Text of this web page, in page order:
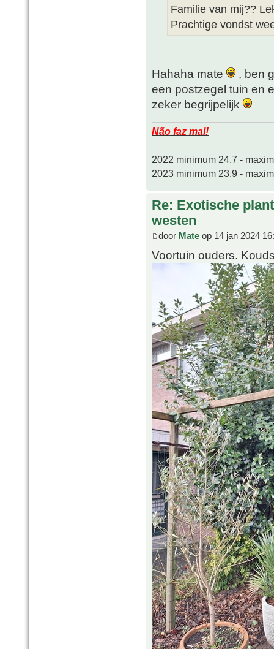
Familie van mij??
Prachtige vondst
Hahaha mate
, ben
een postzegel tuin en
zeker begrijpelijk
Não faz mal!
2022 minimum 24,7 -
2023 minimum 23,9 -
Re: Exotische
westen
door Mate op 14 jan 2024
Voortuin ouders.